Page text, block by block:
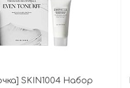
SKIN1004 Набор